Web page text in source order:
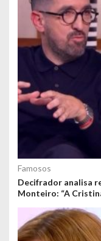
Famosos
Decifrador analisa
Monteiro: “A